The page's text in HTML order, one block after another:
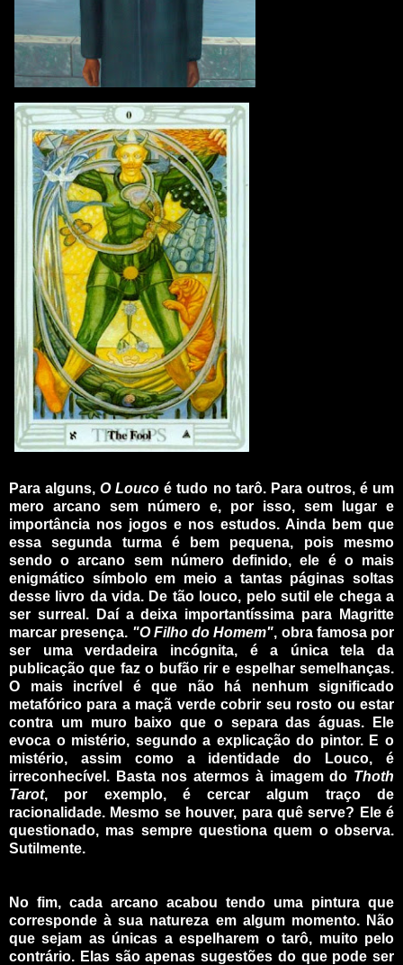
Para alguns,O Louco é tudo no tarô. Para outros, é um
mero arcano sem número e, por isso, sem lugar e
importância nos jogos e nos estudos. Ainda bem que
essa segunda turma é bem pequena, pois mesmo
sendo o arcano sem número definido, ele é o mais
enigmático símbolo em meio a tantas páginas soltas
desse livro da vida. De tão louco, pelo sutil ele chega a
ser surreal. Daí a deixa importantíssima para Magritte
marcar presença. "O Filho do Homem", obra famosa por
ser uma verdadeira incógnita, é a única tela da
publicação que faz o bufão rir e espelhar semelhanças.
O mais incrível é que não há nenhum significado
metafórico para a maçã verde cobrir seu rosto ou estar
contra um muro baixo que o separa das águas. Ele
evoca o mistério, segundo a explicação do pintor. E o
mistério, assim como a identidade do Louco, é
irreconhecível. Basta nos atermos à imagem do Thoth
Tarot, por exemplo, é cercar algum traço de
racionalidade. Mesmo se houver, para quê serve? Ele é
questionado, mas sempre questiona quem o observa.
Sutilmente.
No fim, cada arcano acabou tendo uma pintura que
corresponde à sua natureza em algum momento. Não
que sejam as únicas a espelharem o tarô, muito pelo
contrário. Elas são apenas sugestões do que pode ser